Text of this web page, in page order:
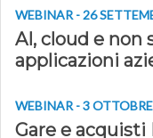
WEBINAR - 26
AI, cloud e non
applicazioni
WEBINAR - 3
Gare e acquisti